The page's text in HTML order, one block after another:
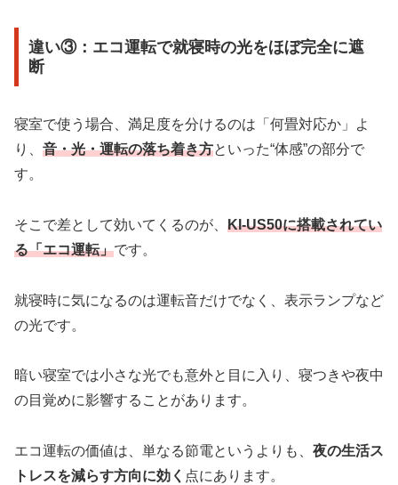
違い③：エコ運転で就寝時の光をほぼ完全に遮
断
寝室で使う場合、満足度を分けるのは「何畳対応か」よ
り、 音・光・運転の落ち着き方といった“体感”の部分で
す。
そこで差として効いてくるのが、 KI-US50に搭載されてい
る「エコ運転」です。
就寝時に気になるのは運転音だけでなく、表示ランプなど
の光です。
暗い寝室では小さな光でも意外と目に入り、寝つきや夜中
の目覚めに影響することがあります。
エコ運転の価値は、単なる節電というよりも、 夜の生活ス
トレスを減らす方向に効く 点にあります。